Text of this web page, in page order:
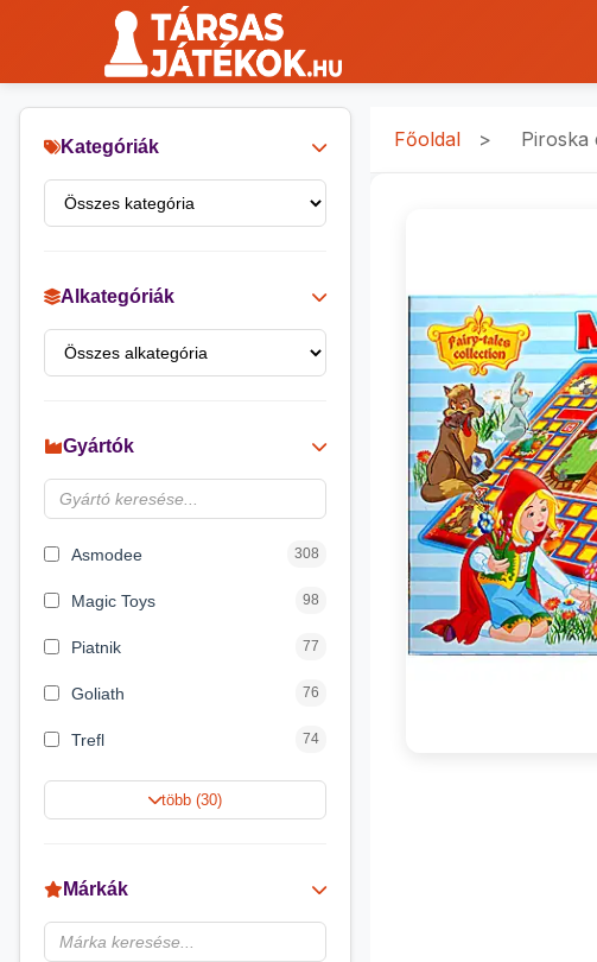
Kategóriák
Alkategóriák
Gyártók
Asmodee 308
Magic Toys 98
Piatnik 77
Goliath 76
Trefl 74
Keller&Mayer 60
Spin Master
Delta Vision 28
több (30)
Márkák
Főoldal > Piroska